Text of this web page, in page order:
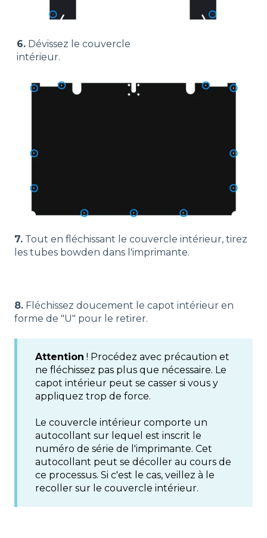
6. Dévissez le couvercle
intérieur.
7. Tout en fléchissant le couvercle intérieur, tirez
les tubes bowden dans l'imprimante.
8. Fléchissez doucement le capot intérieur en
forme de "U" pour le retirer.
Attention ! Procédez avec précaution et
ne fléchissez pas plus que nécessaire. Le
capot intérieur peut se casser si vous y
appliquez trop de force.
Le couvercle intérieur comporte un
autocollant sur lequel est inscrit le
numéro de série de l'imprimante. Cet
autocollant peut se décoller au cours de
ce processus. Si c'est le cas, veillez à le
recoller sur le couvercle intérieur.